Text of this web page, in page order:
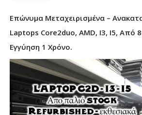
Επώνυμα Μεταχειρισμένα –
Laptops Core2duo, AMD, I3, I5, Από
Εγγύηση 1 Χρόνο.